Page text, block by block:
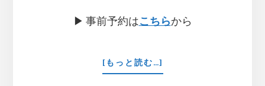
▶︎ 事前予約はこちらから
[もっと読む…]
美